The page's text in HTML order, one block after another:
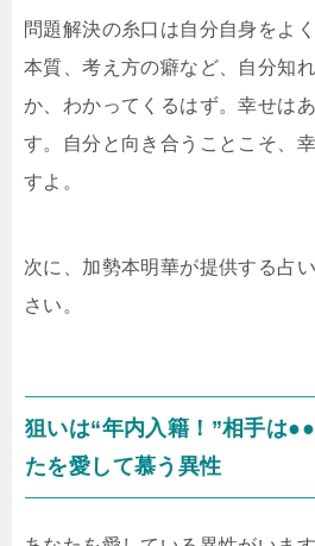
問題解決の糸口は自分自身をよ
本質、考え方の癖など、自分知
か、わかってくるはず。幸せは
す。自分と向き合うことこそ、
すよ。
次に、加勢本明華が提供する占
さい。
狙いは“年内入籍！”相手は
たを愛して慕う異性